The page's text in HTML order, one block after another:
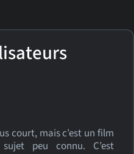
court, mais c’est un film
peu connu. C’est